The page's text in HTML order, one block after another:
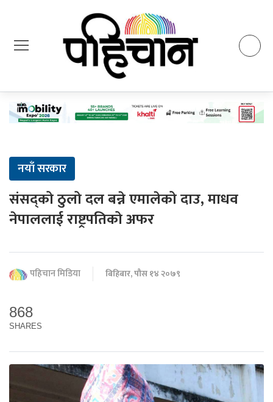
नयाँ सरकार
संसद्को ठुलो दल बन्ने एमालेको दाउ, माधव
नेपाललाई राष्ट्रपतिको अफर
पहिचान मिडिया बिहिबार, पौस १४ २०७९
868
SHARES